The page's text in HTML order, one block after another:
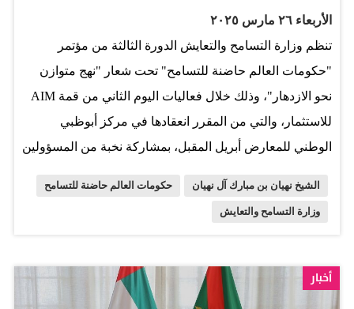
والمتجذرة بين دولة الإمارات وفرنسا، وهي علاقة بنيت عبر
عقود من التعاون البنّاء والتفاهم المشترك وعلى مدار مسيرة
الاتحاد، لعبت غرفة التجارة الفرنسية في الإمارات دورًا إيجابيًا
ومحوريًا في بناء جسور ثقافية واقتصادية بين بلدينا. وأضاف
أن اختياركم لموضوع ’من التراث إلى الابتكار‘ يعكس…
الأربعاء ٢٦ مارس ٢٠٢٥
تنظم وزارة التسامح والتعايش الدورة الثالثة من مؤتمر
"حكومات العالم حاضنة للتسامح" تحت شعار "نهج متوازن
نحو الازدهار"، وذلك خلال فعاليات اليوم الثاني من قمة AIM
للاستثمار، والتي من المقرر انعقادها في مركز أبوظبي
الوطني للمعارض أبريل المقبل، بمشاركة نخبة من المسؤولين
التسامح باعتبارها ركيزة أساسية في بناء مجتمعات مستقرة
والمجتمع المدني والقطاع الخاص، كما يركز على أهمية
التفاهم والاحترام المتبادل في مواجهة التحديات العالمية، مثل
الشيخ نهيان بن مبارك آل نهيان حكومات العالم حاضنة للتسامح
وزارة التسامح والتعايش
أخبار